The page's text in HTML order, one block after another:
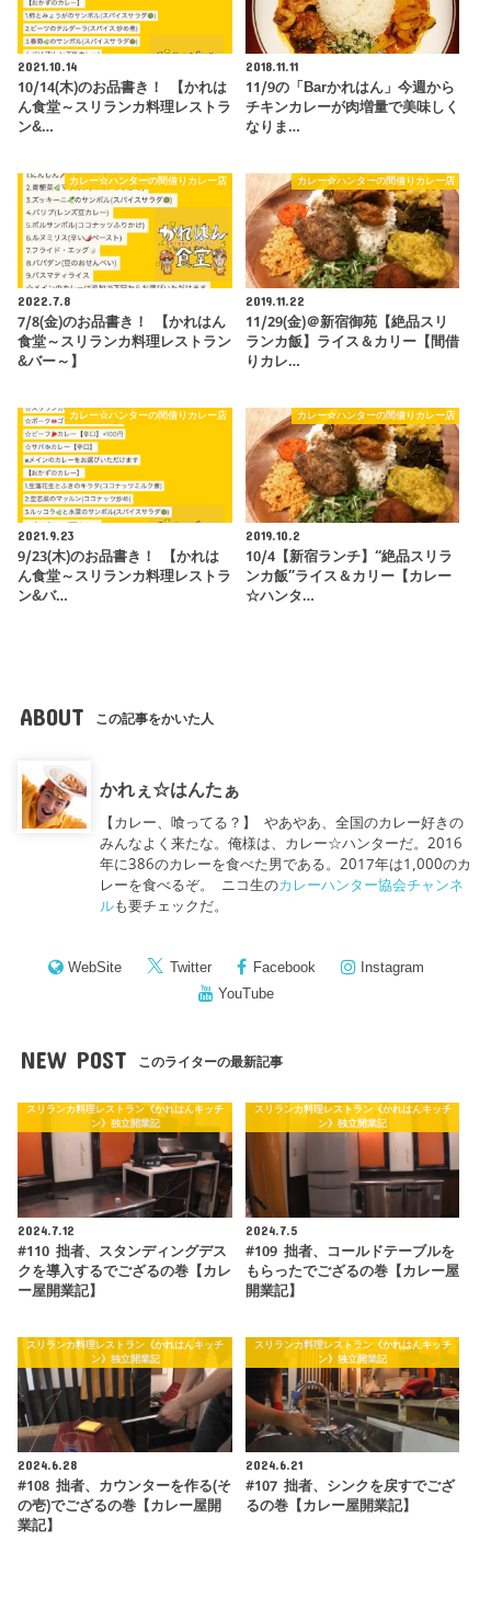
2021.10.14
10/14(木)のお品書き！ 【かれは
ん食堂～スリランカ料理レストラ
ン&…
2018.11.11
11/9の「Barかれはん」今週から
チキンカレーが肉増量で美味しく
なりま…
カレー☆ハンターの間借りカレー店
2022.7.8
7/8(金)のお品書き！ 【かれはん
食堂～スリランカ料理レストラン
&バー～】
カレー☆ハンターの間借りカレー店
2019.11.22
11/29(金)＠新宿御苑【絶品スリ
ランカ飯】ライス＆カリー【間借
りカレ…
カレー☆ハンターの間借りカレー店
2021.9.23
9/23(木)のお品書き！ 【かれは
ん食堂～スリランカ料理レストラ
ン&バ…
カレー☆ハンターの間借りカレー店
2019.10.2
10/4【新宿ランチ】“絶品スリラ
ンカ飯”ライス＆カリー【カレー
☆ハンタ…
ABOUT この記事をかいた人
かれぇ☆はんたぁ
【カレー、喰ってる？】 やあやあ、全国のカレー好きの
みんなよく来たな。俺様は、カレー☆ハンターだ。2016
年に386のカレーを食べた男である。2017年は1,000のカ
レーを食べるぞ。 ニコ生のカレーハンター協会チャンネ
ルも要チェックだ。
WebSite Twitter Facebook
Instagram
YouTube
NEW POST このライターの最新記事
スリランカ料理レストラン《かれはんキッチ
ン》独立開業記
2024.7.12
#110 拙者、スタンディングデス
クを導入するでござるの巻【カレ
ー屋開業記】
スリランカ料理レストラン《かれはんキッチ
ン》独立開業記
2024.7.5
#109 拙者、コールドテーブルを
もらったでござるの巻【カレー屋
開業記】
スリランカ料理レストラン《かれはんキッチ
ン》独立開業記
2024.6.28
#108 拙者、カウンターを作る(そ
の壱)でござるの巻【カレー屋開
業記】
スリランカ料理レストラン《かれはんキッチ
ン》独立開業記
2024.6.21
#107 拙者、シンクを戻すでござ
るの巻【カレー屋開業記】